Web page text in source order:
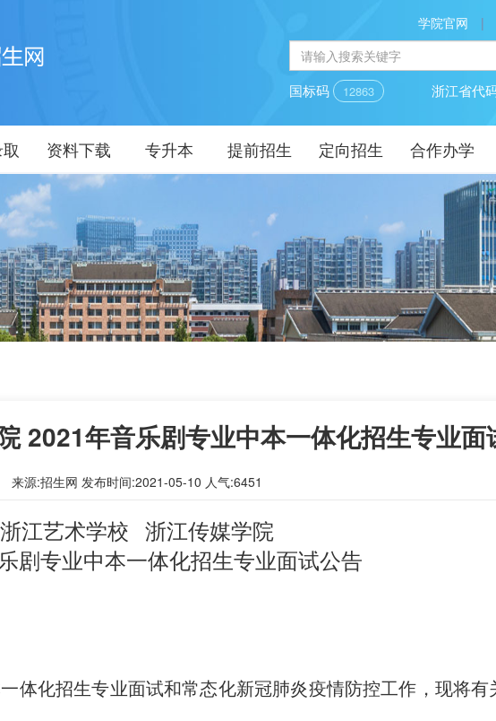
学院官网 |
国标码 12863 浙江省代
资料下载 专升本 提前招生 定向招生 合作办学
2021年音乐剧专业中本一体化招生专业面
来源:招生网 发布时间:2021-05-10 人气:6451
浙江艺术学校 浙江传媒学院
剧专业中本一体化招生专业面试公告
体化招生专业面试和常态化新冠肺炎疫情防控工作，现将有